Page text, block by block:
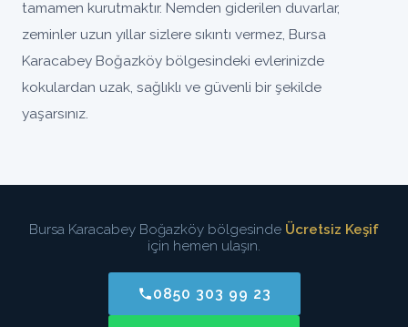
tamamen kurutmaktır. Nemden giderilen duvarlar,
zeminler uzun yıllar sizlere sıkıntı vermez, Bursa
Karacabey Boğazköy bölgesindeki evlerinizde
kokulardan uzak, sağlıklı ve güvenli bir şekilde
yaşarsınız.
Bursa Karacabey Boğazköy bölgesinde Ücretsiz Keşif
için hemen ulaşın.
0850 303 99 23